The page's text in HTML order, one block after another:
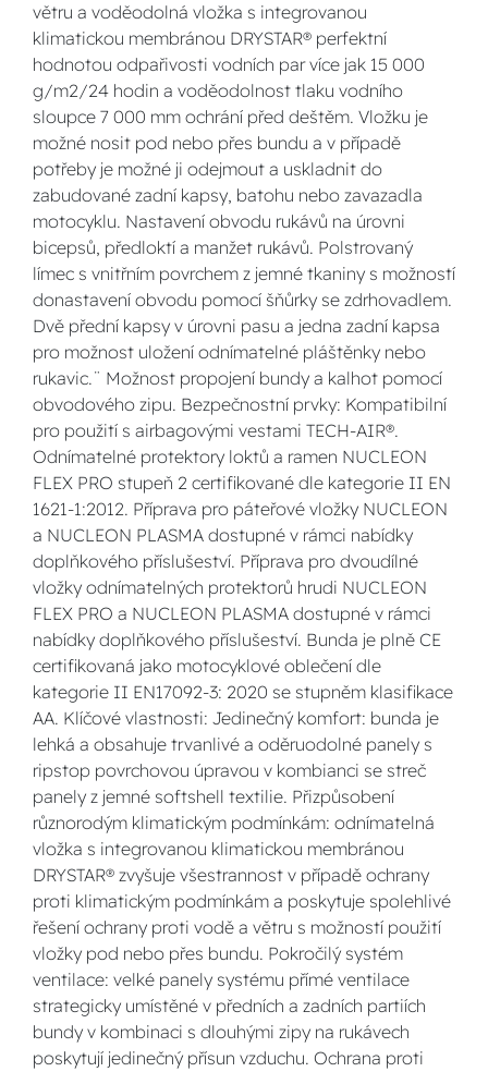
větru a voděodolná vložka s integrovanou
klimatickou membránou DRYSTAR® perfektní
hodnotou odpařivosti vodních par více jak 15 000
g/m2/24 hodin a voděodolnost tlaku vodního
sloupce 7 000 mm ochrání před deštěm. Vložku je
možné nosit pod nebo přes bundu a v případě
potřeby je možné ji odejmout a uskladnit do
zabudované zadní kapsy, batohu nebo zavazadla
motocyklu. Nastavení obvodu rukávů na úrovni
bicepsů, předloktí a manžet rukávů. Polstrovaný
límec s vnitřním povrchem z jemné tkaniny s možností
donastavení obvodu pomocí šňůrky se zdrhovadlem.
Dvě přední kapsy v úrovni pasu a jedna zadní kapsa
pro možnost uložení odnímatelné pláštěnky nebo
rukavic.¨ Možnost propojení bundy a kalhot pomocí
obvodového zipu. Bezpečnostní prvky: Kompatibilní
pro použití s airbagovými vestami TECH-AIR®.
Odnímatelné protektory loktů a ramen NUCLEON
FLEX PRO stupeň 2 certifikované dle kategorie II EN
1621-1:2012. Příprava pro páteřové vložky NUCLEON
a NUCLEON PLASMA dostupné v rámci nabídky
doplňkového příslušeství. Příprava pro dvoudílné
vložky odnímatelných protektorů hrudi NUCLEON
FLEX PRO a NUCLEON PLASMA dostupné v rámci
nabídky doplňkového příslušeství. Bunda je plně CE
certifikovaná jako motocyklové oblečení dle
kategorie II EN17092-3: 2020 se stupněm klasifikace
AA. Klíčové vlastnosti: Jedinečný komfort: bunda je
lehká a obsahuje trvanlivé a oděruodolné panely s
ripstop povrchovou úpravou v kombianci se streč
panely z jemné softshell textilie. Přizpůsobení
různorodým klimatickým podmínkám: odnímatelná
vložka s integrovanou klimatickou membránou
DRYSTAR® zvyšuje všestrannost v případě ochrany
proti klimatickým podmínkám a poskytuje spolehlivé
řešení ochrany proti vodě a větru s možností použití
vložky pod nebo přes bundu. Pokročilý systém
ventilace: velké panely systému přímé ventilace
strategicky umístěné v předních a zadních partiích
bundy v kombinaci s dlouhými zipy na rukávech
poskytují jedinečný přísun vzduchu. Ochrana proti